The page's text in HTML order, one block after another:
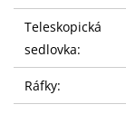
Teleskopická
sedlovka:
Ráfky: